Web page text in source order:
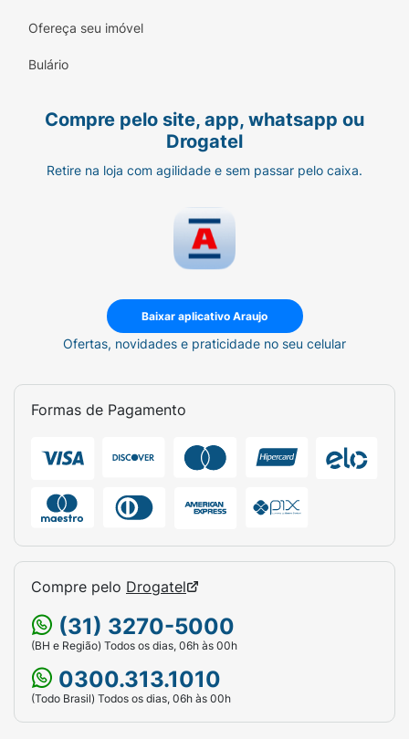
Ofereça seu imóvel
Bulário
Compre pelo site, app, whatsapp ou
Drogatel
Retire na loja com agilidade e sem passar pelo caixa.
Baixar aplicativo Araujo
Ofertas, novidades e praticidade no seu celular
Formas de Pagamento
Compre pelo Drogatel
(31) 3270-5000
(BH e Região) Todos os dias, 06h às 00h
0300.313.1010
(Todo Brasil) Todos os dias, 06h às 00h